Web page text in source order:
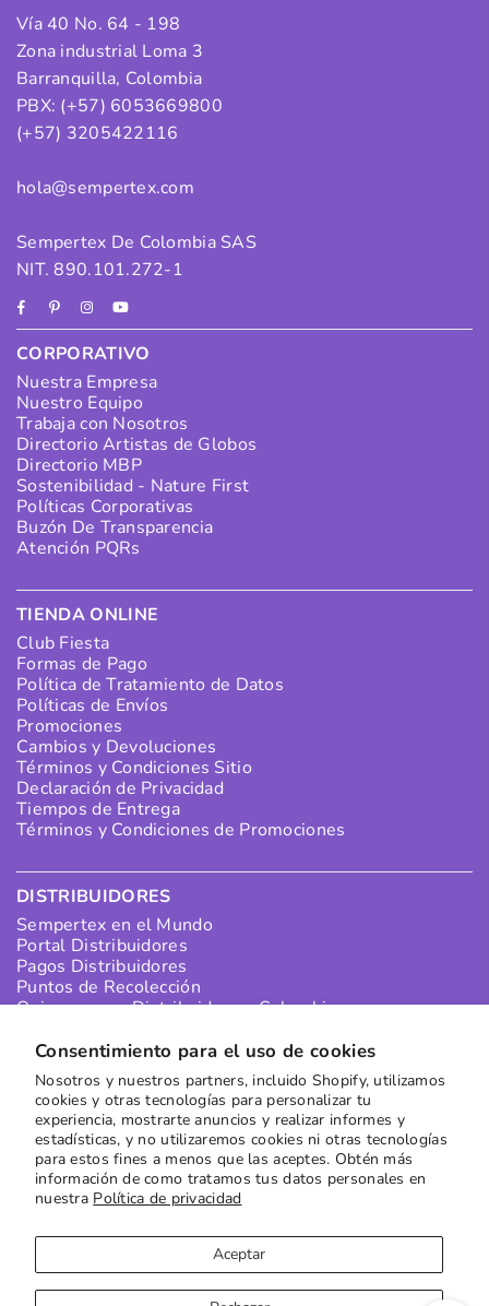
Consentimiento para el uso de cookies
Nosotros y nuestros partners, incluido Shopify, utilizamos
cookies y otras tecnologías para personalizar tu
experiencia, mostrarte anuncios y realizar informes y
estadísticas, y no utilizaremos cookies ni otras tecnologías
para estos fines a menos que las aceptes. Obtén más
información de como tratamos tus datos personales en
nuestra Política de privacidad
Aceptar
Vía 40 No. 64 - 198
Zona industrial Loma 3
Barranquilla, Colombia
PBX: (+57) 6053669800
(+57) 3205422116
hola@sempertex.com
Sempertex De Colombia SAS
NIT. 890.101.272-1
FacebookPinterestInstagram
YouTube
CORPORATIVO
Nuestra Empresa
Nuestro Equipo
Trabaja con Nosotros
Directorio Artistas de Globos
Directorio MBP
Sostenibilidad - Nature First
Políticas Corporativas
Buzón De Transparencia
Atención PQRs
TIENDA ONLINE
Club Fiesta
Formas de Pago
Política de Tratamiento de Datos
Políticas de Envíos
Promociones
Cambios y Devoluciones
Términos y Condiciones Sitio
Declaración de Privacidad
Tiempos de Entrega
Términos y Condiciones de Promociones
DISTRIBUIDORES
Sempertex en el Mundo
Portal Distribuidores
Pagos Distribuidores
Puntos de Recolección
Quiero ser un Distribuidor en Colombia
SUSCRÍBETE A NUESTRO NEWSLETTER
Recibe las mejores ofertas directamente en tu buzón
Suscribirse